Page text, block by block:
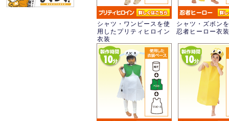
シャツ・ワンピースを使
用したプリティヒロイン
衣装
シャツ・ズボン
忍者ヒーロー衣装